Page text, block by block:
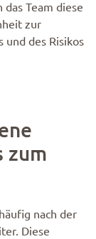
Team diese
zur
des Risikos
zum
nach der
Diese